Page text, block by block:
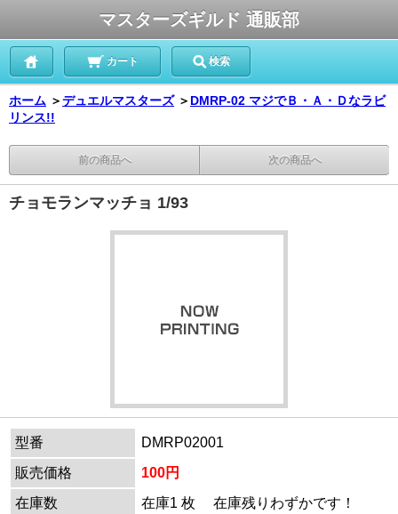
マスターズギルド 通販部
カート 検索
ホーム ＞デュエルマスターズ ＞ DMRP-02 マジでＢ・Ａ・Ｄなラビ
リンス!!
前の商品へ 次の商品へ
チョモランマッチョ 1/93
型番
DMRP02001
販売価格
100円
在庫数
在庫1 枚 在庫残りわずかです！